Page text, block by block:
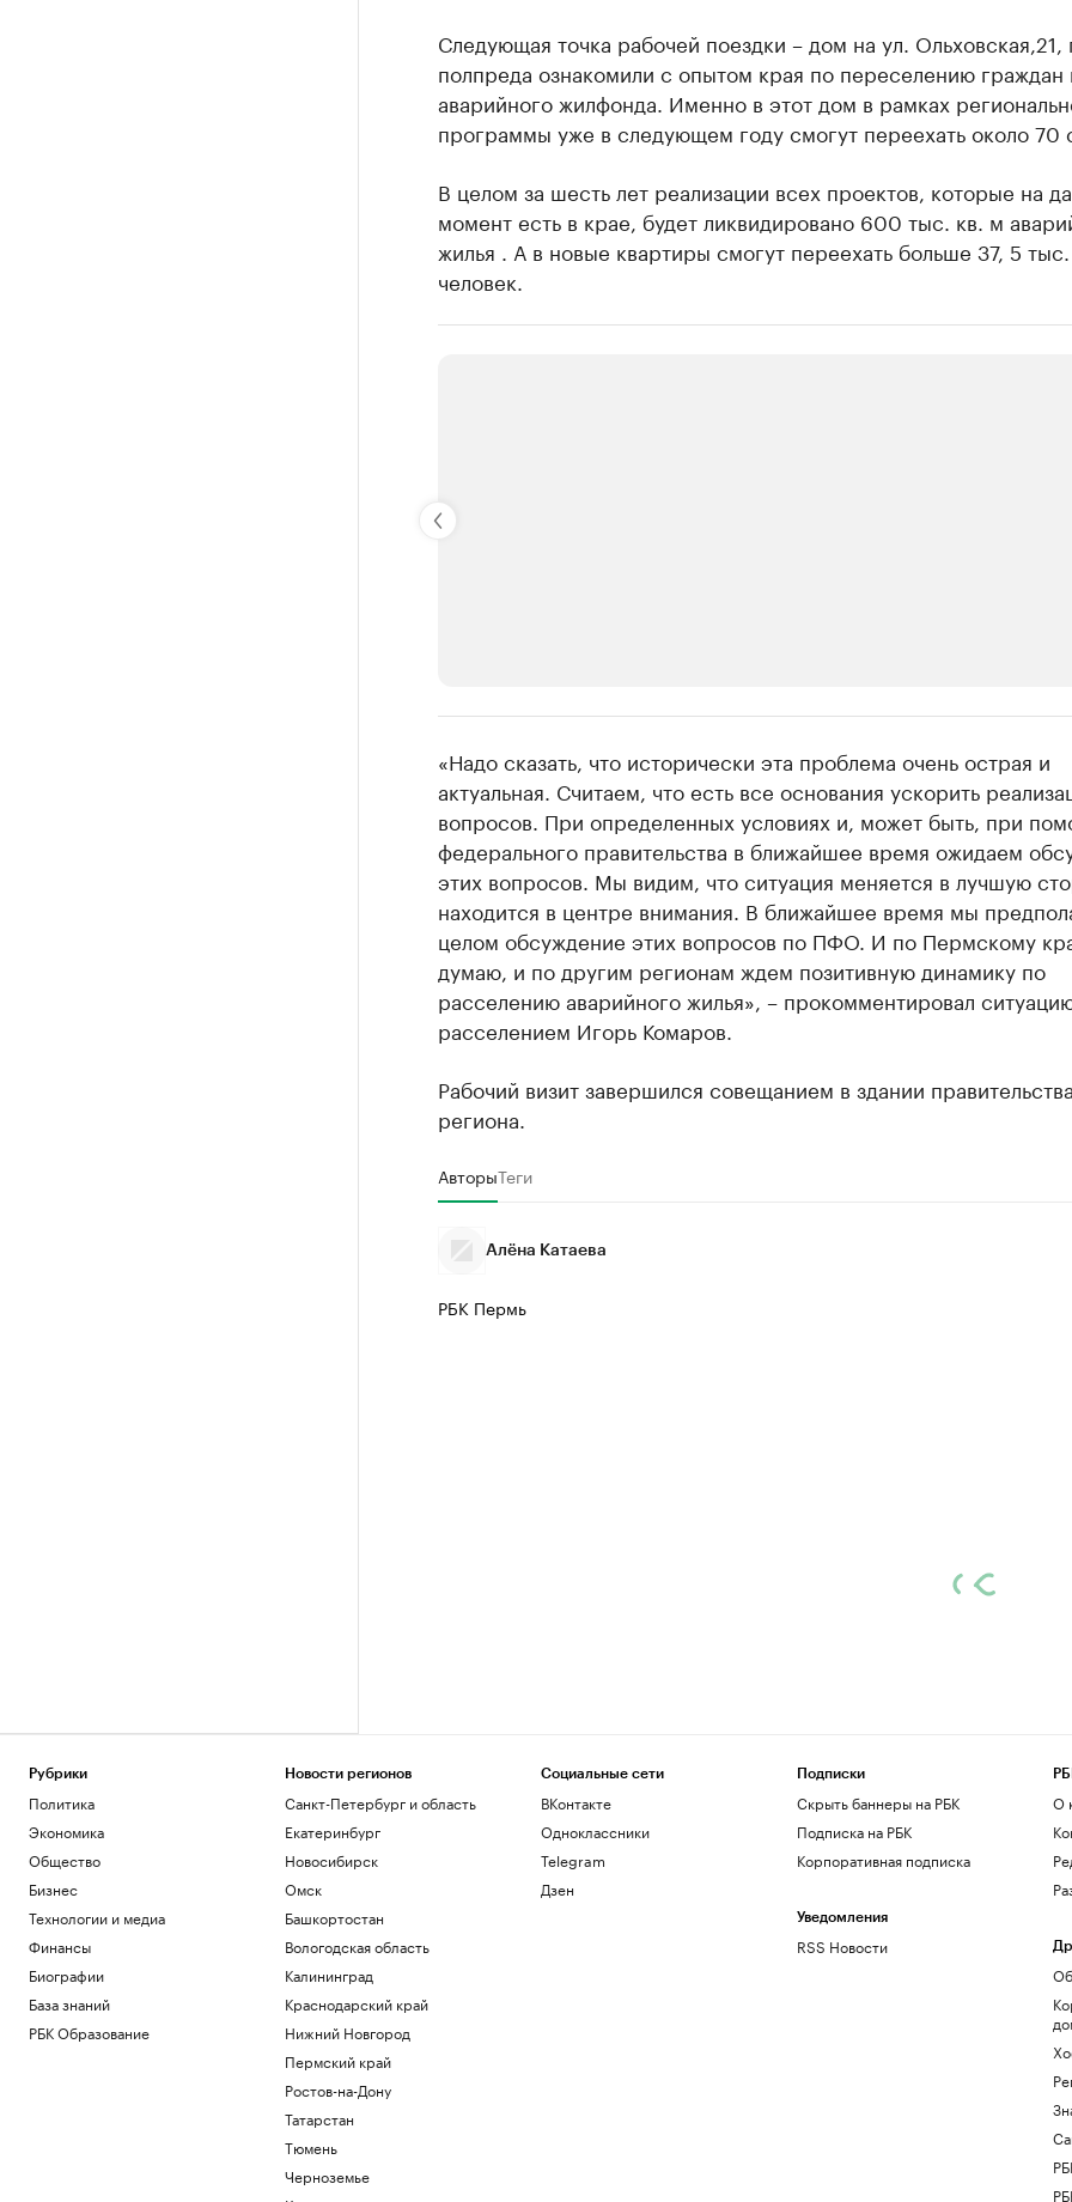
Следующая точка рабочей поездки – дом на ул. Ольховская,21,
полпреда ознакомили с опытом края по переселению граждан
аварийного жилфонда. Именно в этот дом в рамках
программы уже в следующем году смогут переехать около 70
В целом за шесть лет реализации всех проектов, которые на
момент есть в крае, будет ликвидировано 600 тыс. кв. м
жилья . А в новые квартиры смогут переехать больше 37, 5 тыс.
человек.
Крупнейшие производители и продавцы медийной
Ознакомьтесь с информацией в каталоге
«Надо сказать, что исторически эта проблема очень острая и
актуальная. Считаем, что есть все основания ускорить
вопросов. При определенных условиях и, может быть, при
федерального правительства в ближайшее время ожидаем
этих вопросов. Мы видим, что ситуация меняется в лучшую
находится в центре внимания. В ближайшее время мы
целом обсуждение этих вопросов по ПФО. И по Пермскому
думаю, и по другим регионам ждем позитивную динамику по
расселению аварийного жилья», – прокомментировал
расселением Игорь Комаров.
Рабочий визит завершился совещанием в здании правительства
региона.
АвторыТеги
Алёна Катаева
РБК Пермь
Рубрики
Политика
Экономика
Общество
Бизнес
Технологии и медиа
Финансы
Биографии
База знаний
РБК Образование
Новости регионов
Санкт-Петербург и область
Екатеринбург
Новосибирск
Омск
Башкортостан
Вологодская область
Калининград
Краснодарский край
Нижний Новгород
Пермский край
Ростов-на-Дону
Татарстан
Тюмень
Черноземье
Социальные сети
ВКонтакте
Одноклассники
Telegram
Дзен
Подписки
Скрыть баннеры на РБК
Подписка на РБК
Корпоративная подписка
Уведомления
RSS Новости
О